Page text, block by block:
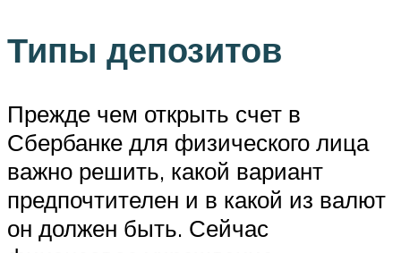
Типы депозитов
Прежде чем открыть счет в
Сбербанке для физического лица
важно решить, какой вариант
предпочтителен и в какой из валют
он должен быть. Сейчас